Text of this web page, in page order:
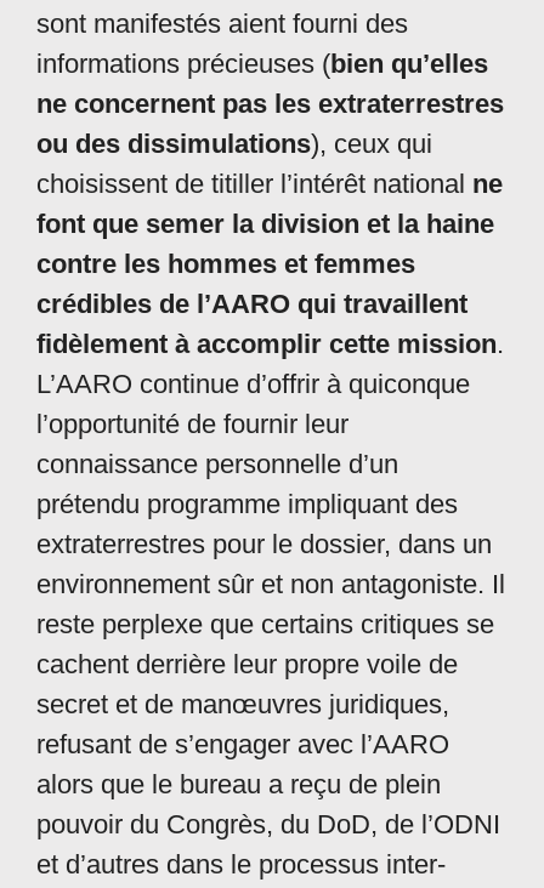
sont manifestés aient fourni des
informations précieuses (bien qu’elles
ne concernent pas les extraterrestres
ou des dissimulations), ceux qui
choisissent de titiller l’intérêt national ne
font que semer la division et la haine
contre les hommes et femmes
crédibles de l’AARO qui travaillent
fidèlement à accomplir cette mission.
L’AARO continue d’offrir à quiconque
l’opportunité de fournir leur
connaissance personnelle d’un
prétendu programme impliquant des
extraterrestres pour le dossier, dans un
environnement sûr et non antagoniste. Il
reste perplexe que certains critiques se
cachent derrière leur propre voile de
secret et de manœuvres juridiques,
refusant de s’engager avec l’AARO
alors que le bureau a reçu de plein
pouvoir du Congrès, du DoD, de l’ODNI
et d’autres dans le processus inter-